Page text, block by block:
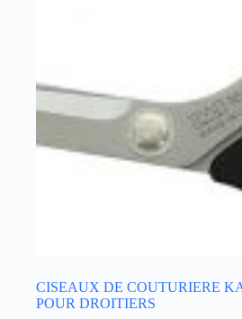
CISEAUX DE COUTURIERE
POUR DROITIERS